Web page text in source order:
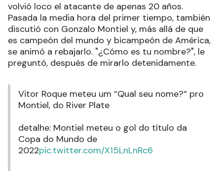
volvió loco el atacante de apenas 20 años.
Pasada la media hora del primer tiempo, también
discutió con Gonzalo Montiel y, más allá de que
es campeón del mundo y bicampeón de América,
se animó a rebajarlo. "¿Cómo es tu nombre?", le
preguntó, después de mirarlo detenidamente.
Vitor Roque meteu um “Qual seu nome?“ pro
Montiel, do River Plate
detalhe: Montiel meteu o gol do título da
Copa do Mundo de
2022pic.twitter.com/X15LnLnRc6